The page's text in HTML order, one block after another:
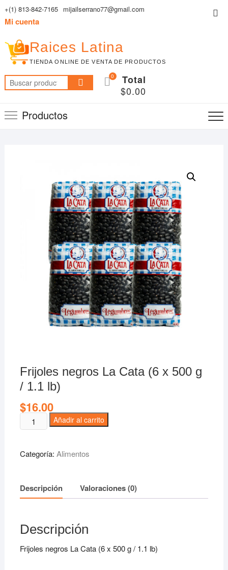
Saltar
+(1) 813-842-7165 mijailserrano77@gmail.com
Mi cuenta
Raices Latina
TIENDA ONLINE DE VENTA DE PRODUCTOS
Buscar
por:
0
Total
$0.00
Productos
Frijoles negros La Cata (6 x 500 g
/ 1.1 lb)
$16.00
Frijoles
negros
Cata
500
1.1
cantidad
Añadir al carrito
Categoría: Alimentos
Descripción Valoraciones (0)
Descripción
Frijoles negros La Cata (6 x 500 g / 1.1 lb)